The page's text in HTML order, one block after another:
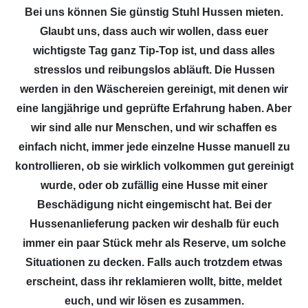
Bei uns können Sie günstig Stuhl Hussen mieten.
Glaubt uns, dass auch wir wollen, dass euer
wichtigste Tag ganz Tip-Top ist, und dass alles
stresslos und reibungslos abläuft. Die Hussen
werden in den Wäschereien gereinigt, mit denen wir
eine langjährige und geprüfte Erfahrung haben. Aber
wir sind alle nur Menschen, und wir schaffen es
einfach nicht, immer jede einzelne Husse manuell zu
kontrollieren, ob sie wirklich volkommen gut gereinigt
wurde, oder ob zufällig eine Husse mit einer
Beschädigung nicht eingemischt hat. Bei der
Hussenanlieferung packen wir deshalb für euch
immer ein paar Stück mehr als Reserve, um solche
Situationen zu decken. Falls auch trotzdem etwas
erscheint, dass ihr reklamieren wollt, bitte, meldet
euch, und wir lösen es zusammen.